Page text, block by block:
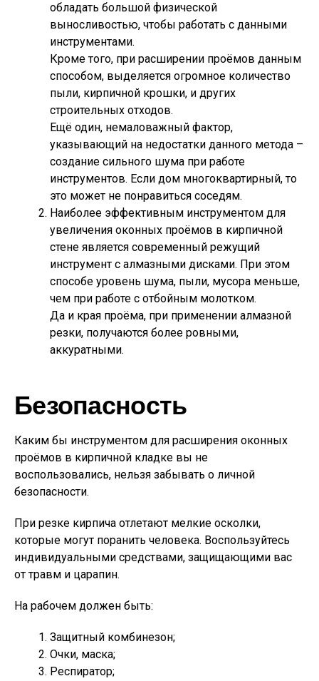
обладать большой физической
выносливостью, чтобы работать с данными
инструментами.
Кроме того, при расширении проёмов данным
способом, выделяется огромное количество
пыли, кирпичной крошки, и других
строительных отходов.
Ещё один, немаловажный фактор,
указывающий на недостатки данного метода –
создание сильного шума при работе
инструментов. Если дом многоквартирный, то
это может не понравиться соседям.
Наиболее эффективным инструментом для
увеличения оконных проёмов в кирпичной
стене является современный режущий
инструмент с алмазными дисками. При этом
способе уровень шума, пыли, мусора меньше,
чем при работе с отбойным молотком.
Да и края проёма, при применении алмазной
резки, получаются более ровными,
аккуратными.
Безопасность
Каким бы инструментом для расширения оконных
проёмов в кирпичной кладке вы не
воспользовались, нельзя забывать о личной
безопасности.
При резке кирпича отлетают мелкие осколки,
которые могут поранить человека. Воспользуйтесь
индивидуальными средствами, защищающими вас
от травм и царапин.
На рабочем должен быть:
Защитный комбинезон;
Очки, маска;
Респиратор;